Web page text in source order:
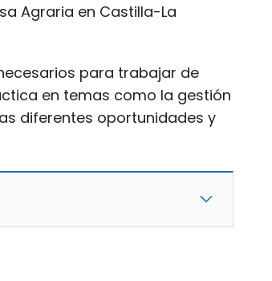
Agraria en Castilla-La
para trabajar de
en temas como la gestión
diferentes oportunidades y